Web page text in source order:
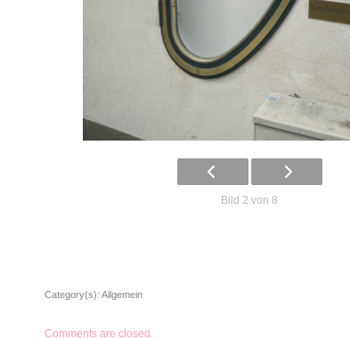
Bild 2 von 8
Category(s): Allgemein
Comments are closed.